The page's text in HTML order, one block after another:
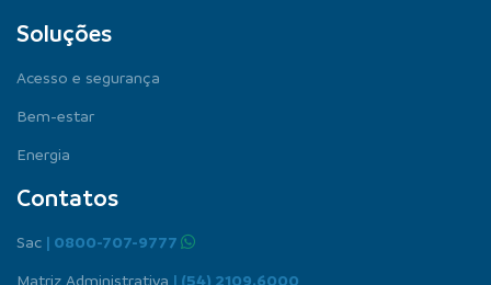
Soluções
Acesso e segurança
Bem-estar
Energia
Contatos
Sac | 0800-707-9777
Matriz Administrativa | (54) 2109.6000